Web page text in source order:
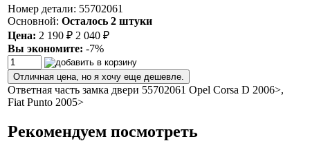
Номер детали: 55702061
Основной: Осталось 2 штуки
Цена: 2 190 ₽ 2 040 ₽
Вы экономите: -7%
Отличная цена, но я хочу еще дешевле.
Ответная часть замка двери 55702061 Opel Corsa D 2006>,
Fiat Punto 2005>
Рекомендуем посмотреть